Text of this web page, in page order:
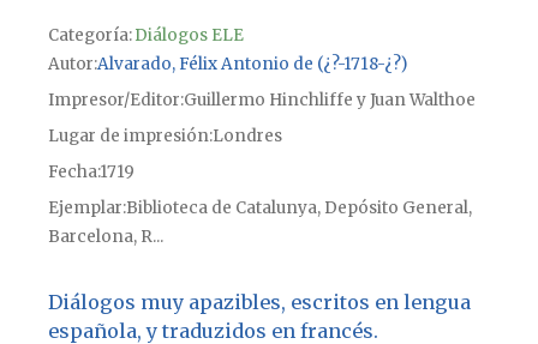
Categoría:Diálogos ELE
Autor Alvarado, Félix Antonio de (¿?-1718-¿?)
Impresor/Editor Guillermo Hinchliffe y Juan Walthoe
Lugar de impresiónLondres
Fecha1719
Ejemplar Biblioteca de Catalunya, Depósito General,
Barcelona, R...
Diálogos muy apazibles, escritos en lengua
española, y traduzidos en francés.